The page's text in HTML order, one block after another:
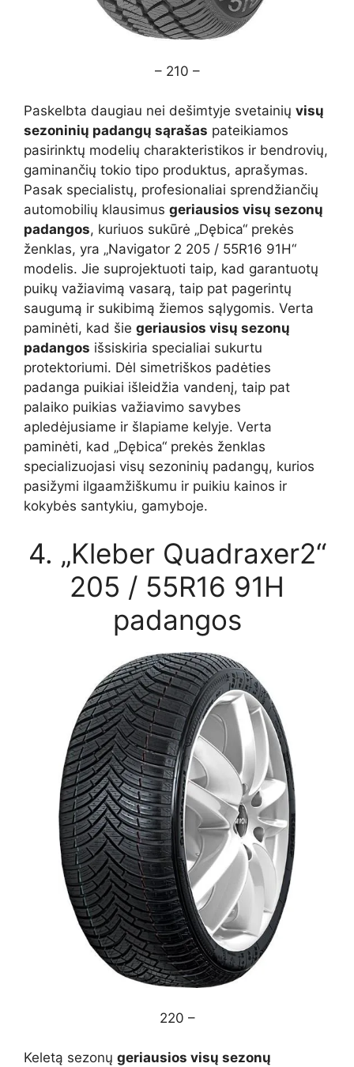
– 210 –
Paskelbta daugiau nei dešimtyje svetainių visų
sezoninių padangų sąrašas pateikiamos
pasirinktų modelių charakteristikos ir bendrovių,
gaminančių tokio tipo produktus, aprašymas.
Pasak specialistų, profesionaliai sprendžiančių
automobilių klausimus geriausios visų sezonų
padangos, kuriuos sukūrė „Dębica“ prekės
ženklas, yra „Navigator 2 205 / 55R16 91H“
modelis. Jie suprojektuoti taip, kad garantuotų
puikų važiavimą vasarą, taip pat pagerintų
saugumą ir sukibimą žiemos sąlygomis. Verta
paminėti, kad šie geriausios visų sezonų
padangos išsiskiria specialiai sukurtu
protektoriumi. Dėl simetriškos padėties
padanga puikiai išleidžia vandenį, taip pat
palaiko puikias važiavimo savybes
apledėjusiame ir šlapiame kelyje. Verta
paminėti, kad „Dębica“ prekės ženklas
specializuojasi visų sezoninių padangų, kurios
pasižymi ilgaamžiškumu ir puikiu kainos ir
kokybės santykiu, gamyboje.
4. „Kleber Quadraxer2“
205 / 55R16 91H
padangos
220 –
Keletą sezonų geriausios visų sezonų